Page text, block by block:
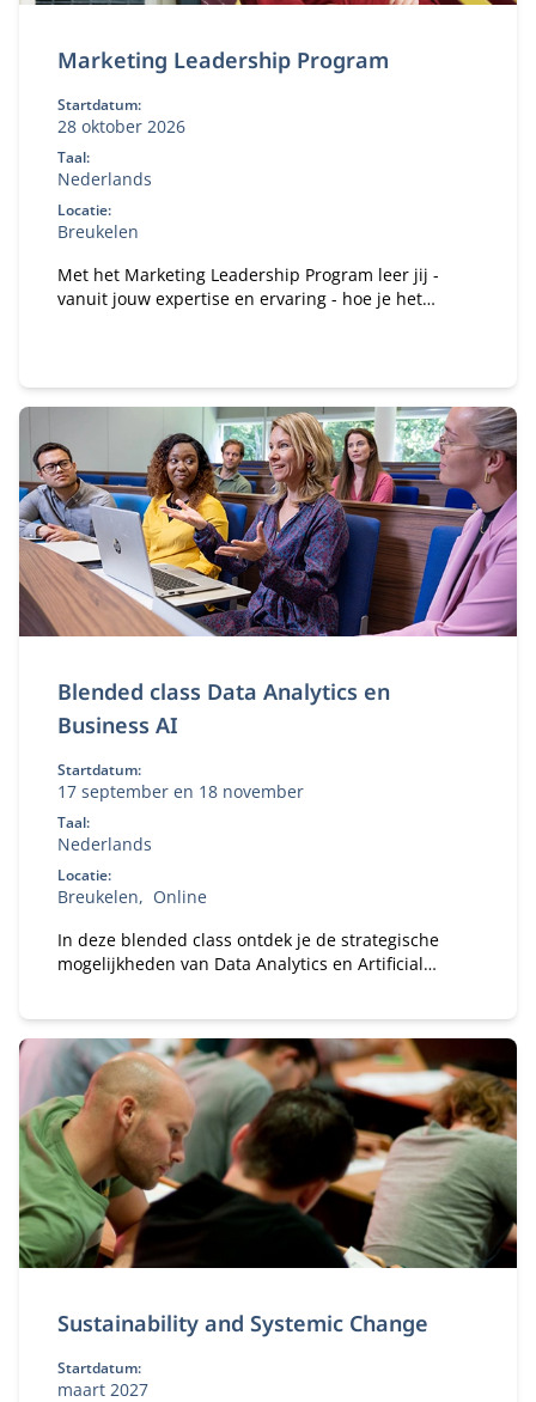
Marketing Leadership Program
Startdatum:
28 oktober 2026
Taal:
Nederlands
Locatie:
Breukelen
Met het Marketing Leadership Program leer jij -
vanuit jouw expertise en ervaring - hoe je het
Blended class Data Analytics en
Business AI
Startdatum:
17 september en 18 november
Taal:
Nederlands
Locatie:
Breukelen
Online
In deze blended class ontdek je de strategische
mogelijkheden van Data Analytics en Artificial
Sustainability and Systemic Change
Startdatum:
maart 2027